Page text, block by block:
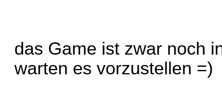
das Game ist zwar noch
warten es vorzustellen =)